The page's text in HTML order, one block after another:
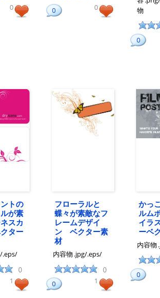
0 0 0
物
0
トの
が素
スカ
ター
.eps/
0
1
フローラルと
蝶々が素敵なフ
レームデザイ
ン ベクター素
材
内容物 .jpg/.eps/
0
0 1
かっ
ルム
イラ
ーベ
内容物
0